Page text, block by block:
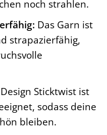
noch strahlen.
Das Garn ist
strapazierfähig,
Sticktwist ist
sodass deine
bleiben.